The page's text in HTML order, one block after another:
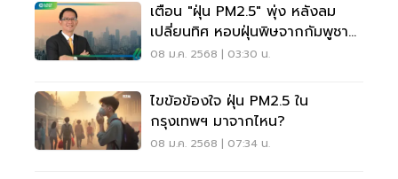
เตือน "ฝุ่น PM2.5" พุ่ง หลังลม
เปลี่ยนทิศ หอบฝุ่นพิษจากกัมพูชา
เข้าไทย
08 ม.ค. 2568 | 03:30 น.
ไขข้อข้องใจ ฝุ่น PM2.5 ใน
กรุงเทพฯ มาจากไหน?
08 ม.ค. 2568 | 07:34 น.